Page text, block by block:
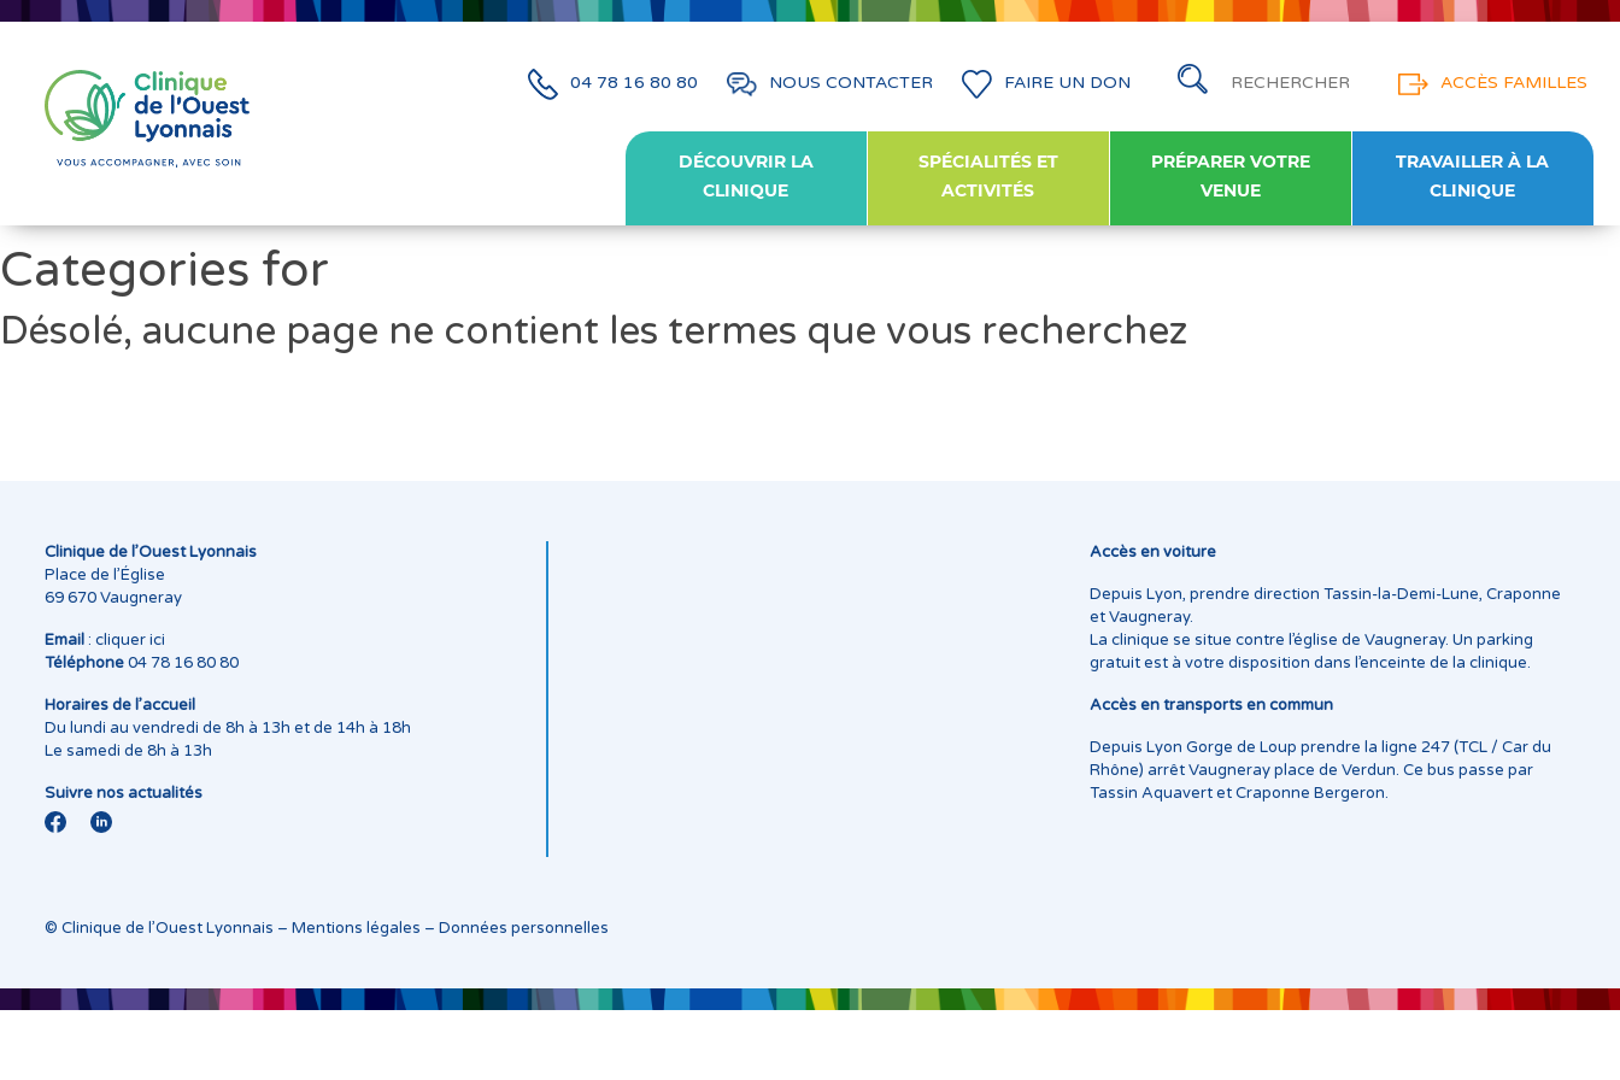
04 78 16 80 80 NOUS CONTACTER FAIRE UN DON ACCÈS FAMILLES
DÉCOUVRIR LA
CLINIQUE
SPÉCIALITÉS ET
ACTIVITÉS
PRÉPARER VOTRE
VENUE
TRAVAILLER À LA
CLINIQUE
Categories for
Désolé, aucune page ne contient les termes que vous recherchez
Clinique de l’Ouest Lyonnais
Place de l’Église
69 670 Vaugneray
Email : cliquer ici
Téléphone04 78 16 80 80
Horaires de l’accueil
Du lundi au vendredi de 8h à 13h et de 14h à 18h
Le samedi de 8h à 13h
Suivre nos actualités
Accès en voiture
Depuis Lyon, prendre direction Tassin-la-Demi-Lune, Craponne
et Vaugneray.
La clinique se situe contre l’église de Vaugneray. Un parking
gratuit est à votre disposition dans l’enceinte de la clinique.
Accès en transports en commun
Depuis Lyon Gorge de Loup prendre la ligne 247 (TCL / Car du
Rhône) arrêt Vaugneray place de Verdun. Ce bus passe par
Tassin Aquavert et Craponne Bergeron.
© Clinique de l’Ouest Lyonnais – Mentions légales – Données personnelles